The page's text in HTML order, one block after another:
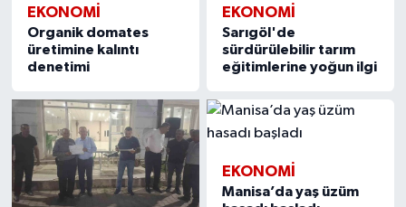
EKONOMİ
Organik domates
üretimine kalıntı
denetimi
EKONOMİ
Sarıgöl'de
sürdürülebilir tarım
eğitimlerine yoğun ilgi
EKONOMİ
Manisa’da yaş üzüm